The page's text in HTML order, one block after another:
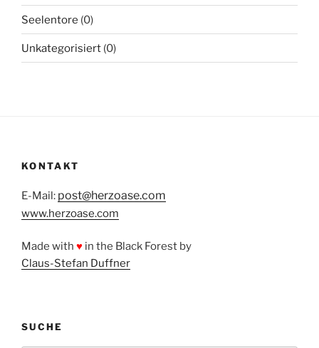
Seelentore (0)
Unkategorisiert (0)
KONTAKT
E-Mail: post@herzoase.com
www.herzoase.com
Made with ♥ in the Black Forest by
Claus-Stefan Duffner
SUCHE